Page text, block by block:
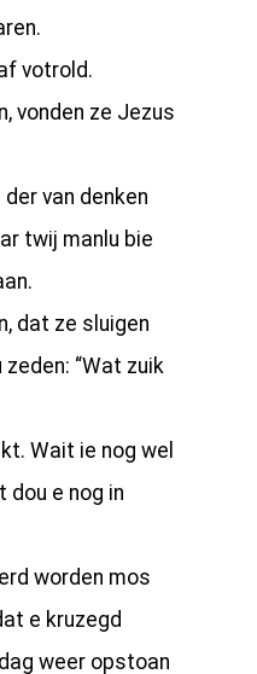
votrold.
vonden ze Jezus
van denken
twij manlu bie
dat ze sluigen
“Wat zuik
Wait ie nog wel
dou e nog in
worden mos
e kruzegd
weer opstoan